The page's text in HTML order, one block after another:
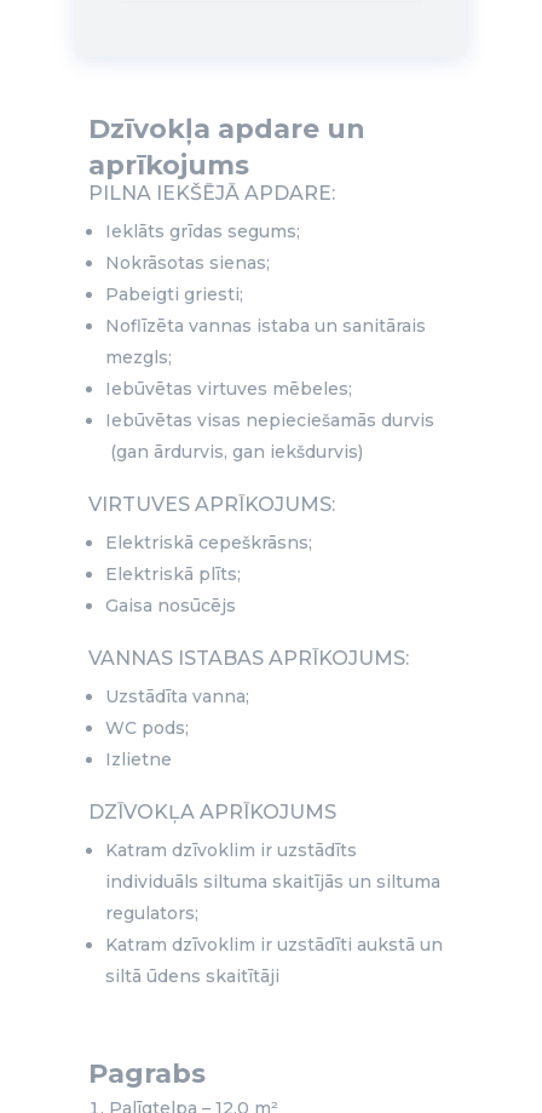
Dzīvokļa apdare un
aprīkojums
PILNA IEKŠĒJĀ APDARE:
Ieklāts grīdas segums;
Nokrāsotas sienas;
Pabeigti griesti;
Noflīzēta vannas istaba un sanitārais
mezgls;
Iebūvētas virtuves mēbeles;
Iebūvētas visas nepieciešamās durvis
(gan ārdurvis, gan iekšdurvis)
VIRTUVES APRĪKOJUMS:
Elektriskā cepeškrāsns;
Elektriskā plīts;
Gaisa nosūcējs
VANNAS ISTABAS APRĪKOJUMS:
Uzstādīta vanna;
WC pods;
Izlietne
DZĪVOKĻA APRĪKOJUMS
Katram dzīvoklim ir uzstādīts
individuāls siltuma skaitījās un siltuma
regulators;
Katram dzīvoklim ir uzstādīti aukstā un
siltā ūdens skaitītāji
Pagrabs
Palīgtelpa – 12,0 m²